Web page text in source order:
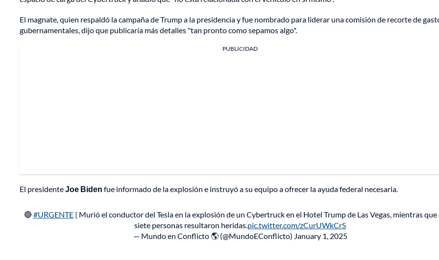
El magnate, quien respaldó la campaña de Trump a la presidencia y fue nombrado para liderar una comisión de recorte de
gubernamentales, dijo que publicaría más detalles "tan pronto como sepamos algo".
PUBLICIDAD
El presidenteJoe Biden fue informado de la explosión e instruyó a su equipo a ofrecer la ayuda federal necesaria.
🔴 #URGENTE | Murió el conductor del Tesla en la explosión de un Cybertruck en el Hotel Trump de Las Vegas, mientras
siete personas resultaron heridas.pic.twitter.com/zCurUWkCrS
— Mundo en Conflicto 🌎 (@MundoEConflicto) January 1, 2025